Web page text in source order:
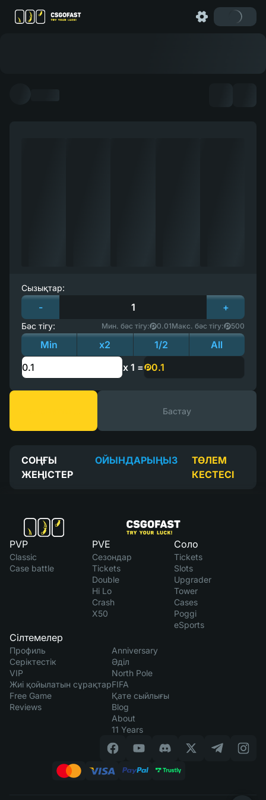
Сызықтар:
- 1 +
Бәс тігу: Мин. бәс тігу: 0.01Макс. бәс тігу: 500
Min x2 1/2
All
x 1 =
Бастау
СОҢҒЫ
ЖЕҢІСТЕР
ОЙЫНДАРЫҢЫЗ
ТӨЛЕМ
КЕСТЕСІ
PVP
Classic
Case battle
PVE
Сезондар
Tickets
Double
Hi Lo
Crash
X50
Соло
Tickets
Slots
Upgrader
Tower
Cases
Poggi
eSports
Сілтемелер
Профиль
Серіктестік
VIP
Жиі қойылатын сұрақтар
Free Game
Reviews
Anniversary
Әділ
North Pole
FIFA
Қате сыйлығы
Blog
About
11 Years